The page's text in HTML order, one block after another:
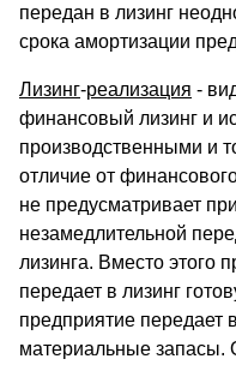
передан в лизинг
срока амортизации
Лизинг-реализация -
финансовый лизинг и
производственными и
отличие от
не предусматривает
незамедлительной
лизинга. Вместо этого
передает в лизинг
предприятие передает
материальные запасы.